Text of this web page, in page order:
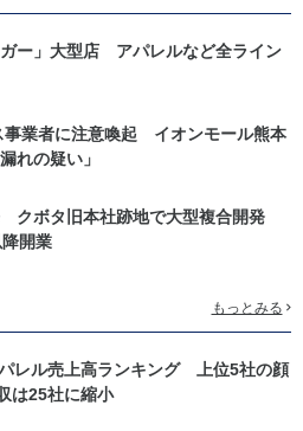
ー」大型店 アパレルなど全ライン
事業者に注意喚起 イオンモール熊本
れの疑い」
クボタ旧本社跡地で大型複合開発
開業
もっとみる
レル売上高ランキング 上位5社の顔
は25社に縮小